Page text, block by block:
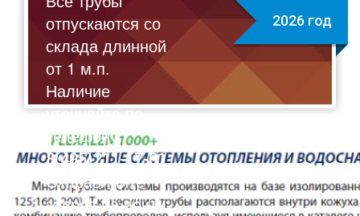
отпускаются со
склада длинной
от 1 м.п.
Наличие
уточняйте по
телефону:
8(495)211-17-01
Отправляйте
запрос на почту:
2026 год